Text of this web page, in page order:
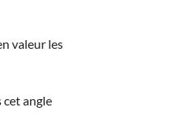
valeur les
angle